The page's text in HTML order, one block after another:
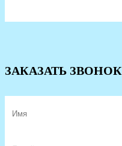
ЗАКАЗАТЬ ЗВОНОК